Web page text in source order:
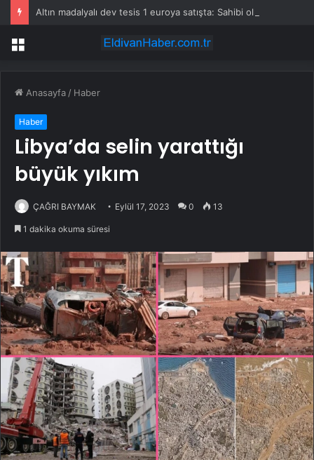
Menü
Anasayfa / Haber
Haber
Libya’da selin yarattığı
büyük yıkım
ÇAĞRI BAYMAK Eylül 17, 2023 0 13
1 dakika okuma süresi